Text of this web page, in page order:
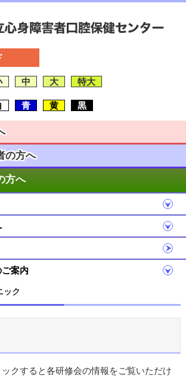
中 大 特大
青 黄 黒
の方へ
方へ
案内
ック
クすると各研修会の情報をご覧いただけ